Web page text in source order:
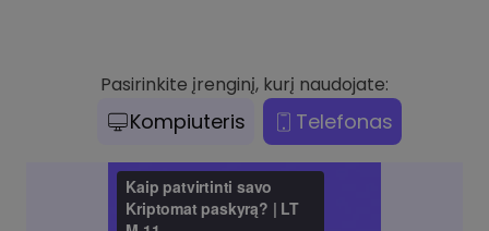
Pasirinkite įrenginį, kurį naudojate:
Kompiuteris Telefonas